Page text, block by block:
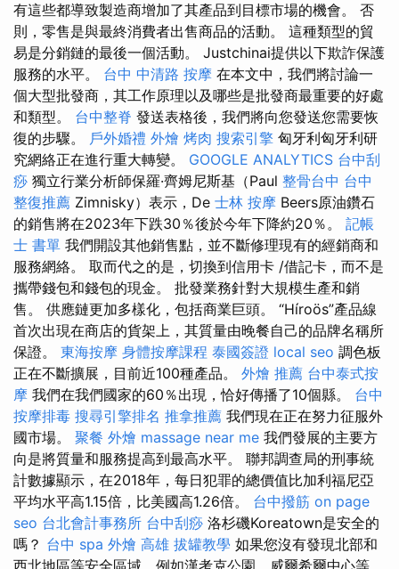
有這些都導致製造商增加了其產品到目標市場的機會。 否
則，零售是與最終消費者出售商品的活動。 這種類型的貿
易是分銷鏈的最後一個活動。 Justchinai提供以下欺詐保護
服務的水平。 台中 中清路 按摩 在本文中，我們將討論一
個大型批發商，其工作原理以及哪些是批發商最重要的好處
和類型。 台中整脊 發送表格後，我們將向您發送您需要恢
復的步驟。 戶外婚禮 外燴 烤肉 搜索引擎 匈牙利匈牙利研
究網絡正在進行重大轉變。 GOOGLE ANALYTICS 台中刮
痧 獨立行業分析師保羅·齊姆尼斯基（Paul 整骨台中 台中
整復推薦 Zimnisky）表示，De 士林 按摩 Beers原油鑽石
的銷售將在2023年下跌30％後於今年下降約20％。 記帳
士 書單 我們開設其他銷售點，並不斷修理現有的經銷商和
服務網絡。 取而代之的是，切換到信用卡 /借記卡，而不是
攜帶錢包和錢包的現金。 批發業務針對大規模生產和銷
售。 供應鏈更加多樣化，包括商業巨頭。 “Híroös”產品線
首次出現在商店的貨架上，其質量由晚餐自己的品牌名稱所
保證。 東海按摩 身體按摩課程 泰國簽證 local seo 調色板
正在不斷擴展，目前近100種產品。 外燴 推薦 台中泰式按
摩 我們在我們國家的60％出現，恰好傳播了10個縣。 台中
按摩排毒 搜尋引擎排名 推拿推薦 我們現在正在努力征服外
國市場。 聚餐 外燴 massage near me 我們發展的主要方
向是將質量和服務提高到最高水平。 聯邦調查局的刑事統
計數據顯示，在2018年，每日犯罪的總價值比加利福尼亞
平均水平高1.15倍，比美國高1.26倍。 台中撥筋 on page
seo 台北會計事務所 台中刮痧 洛杉磯Koreatown是安全的
嗎？ 台中 spa 外燴 高雄 拔罐教學 如果您沒有發現北部和
西北地區等安全區域，例如漢考克公園，威爾希爾中心等，